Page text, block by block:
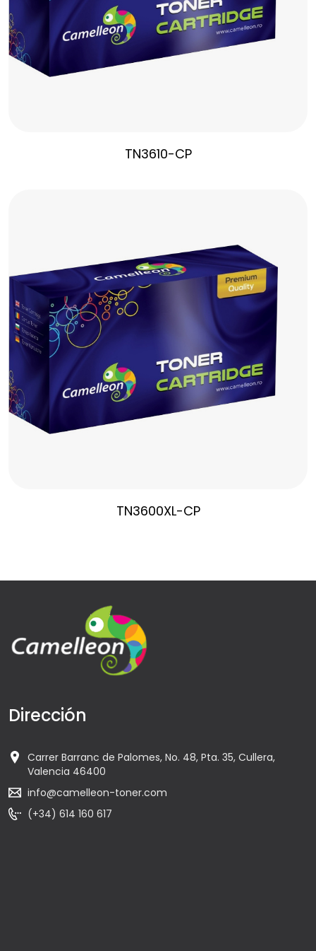
TN3610-CP
TN3600XL-CP
Dirección
Carrer Barranc de Palomes, No. 48, Pta. 35, Cullera,
Valencia 46400
info@camelleon-toner.com
(+34) 614 160 617